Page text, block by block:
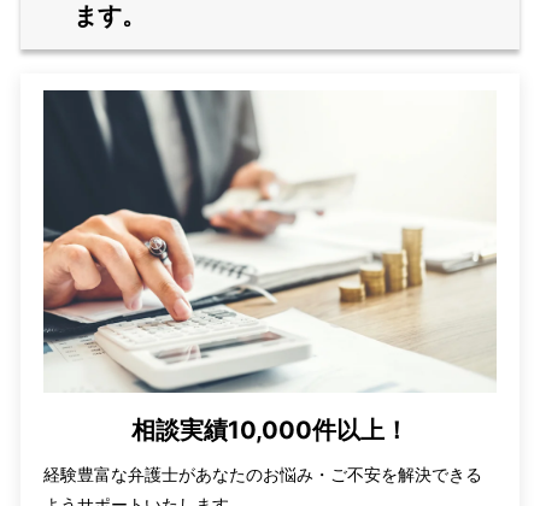
ます。
相談実績10,000件以上！
経験豊富な弁護士があなたのお悩み・ご不安を解決できる